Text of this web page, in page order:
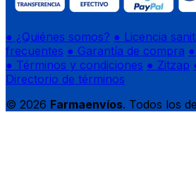
● ¿Quiénes somos? ● Licencia
frecuentes ● Garantía de compra
● Términos y condiciones ● Zitzap
Directorio de términos
© 2026 Farmaenvíos. Todos los